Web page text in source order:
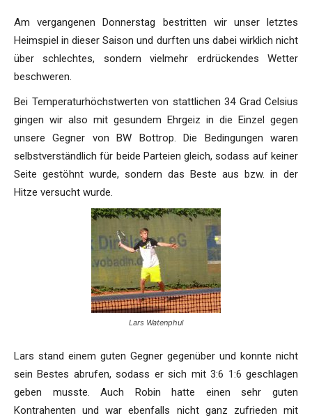
Am vergangenen Donnerstag bestritten wir unser letztes
Heimspiel in dieser Saison und durften uns dabei wirklich nicht
über schlechtes, sondern vielmehr erdrückendes Wetter
beschweren.
Bei Temperaturhöchstwerten von stattlichen 34 Grad Celsius
gingen wir also mit gesundem Ehrgeiz in die Einzel gegen
unsere Gegner von BW Bottrop. Die Bedingungen waren
selbstverständlich für beide Parteien gleich, sodass auf keiner
Seite gestöhnt wurde, sondern das Beste aus bzw. in der
Hitze versucht wurde.
Lars Watenphul
Lars stand einem guten Gegner gegenüber und konnte nicht
sein Bestes abrufen, sodass er sich mit 3:6 1:6 geschlagen
geben musste. Auch Robin hatte einen sehr guten
Kontrahenten und war ebenfalls nicht ganz zufrieden mit